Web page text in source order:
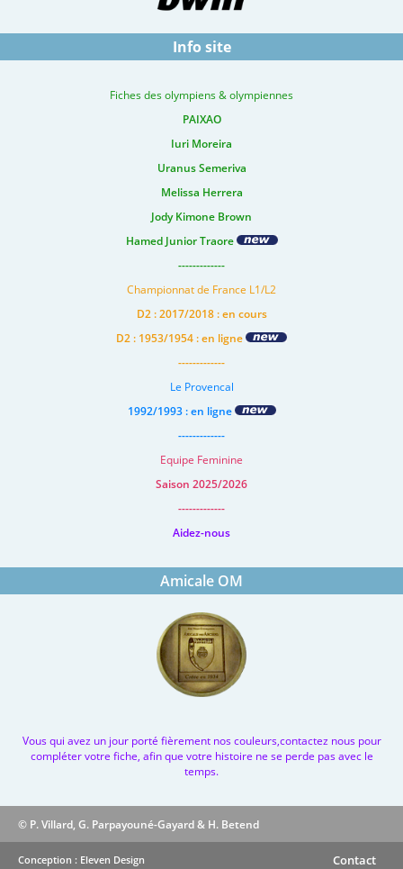
Info site
Fiches des olympiens & olympiennes
PAIXAO
Iuri Moreira
Uranus Semeriva
Melissa Herrera
Jody Kimone Brown
Hamed Junior Traore
-------------
Championnat de France L1/L2
D2 : 2017/2018 : en cours
D2 : 1953/1954 : en ligne
-------------
Le Provencal
1992/1993 : en ligne
-------------
Equipe Feminine
Saison 2025/2026
-------------
Aidez-nous
Amicale OM
Vous qui avez un jour porté fièrement nos couleurs,contactez nous pour
compléter votre fiche, afin que votre histoire ne se perde pas avec le
temps.
© P. Villard, G. Parpayouné-Gayard & H. Betend
Conception : Eleven Design Contact